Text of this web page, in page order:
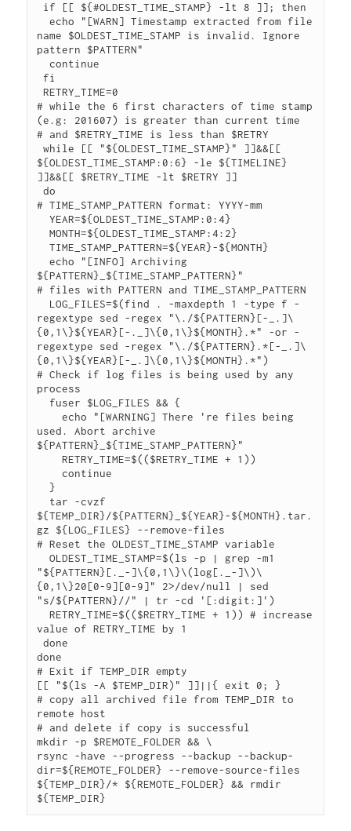
  echo "[WARN] Timestamp extracted from file
name $OLDEST_TIME_STAMP is invalid. Ignore
pattern $PATTERN"
RETRY_TIME=0
# while the 6 first characters of time stamp
(e.g: 201607) is greater than current time
# and $RETRY_TIME is less than $RETRY
while [[ "${OLDEST_TIME_STAMP}" ]]&&[[
${OLDEST_TIME_STAMP:0:6} -le ${TIMELINE}
]]&&[[ $RETRY_TIME -lt $RETRY ]]
do
# TIME_STAMP_PATTERN format: YYYY-mm
  YEAR=${OLDEST_TIME_STAMP:0:4}
  MONTH=${OLDEST_TIME_STAMP:4:2}
  TIME_STAMP_PATTERN=${YEAR}-${MONTH}
  echo "[INFO] Archiving
${PATTERN}_${TIME_STAMP_PATTERN}"
# files with PATTERN and TIME_STAMP_PATTERN
regextype sed -regex "\./${PATTERN}[-_.]\
{0,1\}${YEAR}[-._]\{0,1\}${MONTH}.*" -or -
regextype sed -regex "\./${PATTERN}.*[-_.]\
{0,1\}${YEAR}[-_.]\{0,1\}${MONTH}.*")
# Check if log files is being used by any
process
    echo "[WARNING] There 're files being
used. Abort archive
${PATTERN}_${TIME_STAMP_PATTERN}"
    RETRY_TIME=$(($RETRY_TIME + 1))
  }
${TEMP_DIR}/${PATTERN}_${YEAR}-${MONTH}.tar.
gz ${LOG_FILES} --remove-files
# Reset the OLDEST_TIME_STAMP variable
  OLDEST_TIME_STAMP=$(ls -p | grep -m1
"${PATTERN}[._-]\{0,1\}\(log[._-]\)\
{0,1\}20[0-9][0-9]" 2>/dev/null | sed
"s/${PATTERN}//" | tr -cd '[:digit:]')
  RETRY_TIME=$(($RETRY_TIME + 1)) # increase
value of RETRY_TIME by 1
done
done
# Exit if TEMP_DIR empty
[[ "$(ls -A $TEMP_DIR)" ]]||{ exit 0; }
# copy all archived file from TEMP_DIR to
remote host
# and delete if copy is successful
mkdir -p $REMOTE_FOLDER && \
rsync -have --progress --backup --backup-
dir=${REMOTE_FOLDER} --remove-source-files
${TEMP_DIR}/* ${REMOTE_FOLDER} && rmdir